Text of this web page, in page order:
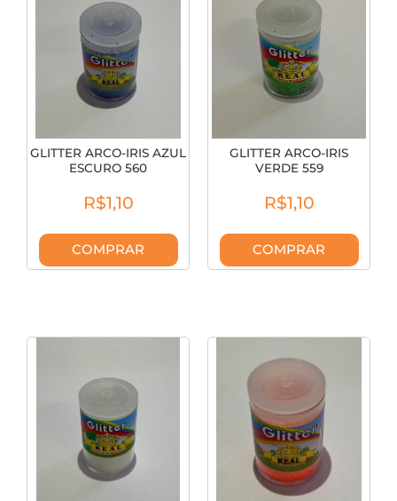
GLITTER ARCO-IRIS AZUL
ESCURO 560
R$1,10
COMPRAR
GLITTER ARCO-IRIS
VERDE 559
R$1,10
COMPRAR